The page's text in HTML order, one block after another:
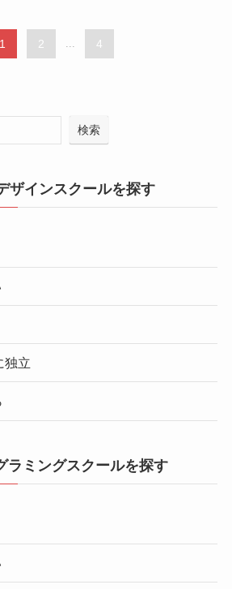
1 2 ... 4
検索
ザインスクールを探す
独立
ラミングスクールを探す